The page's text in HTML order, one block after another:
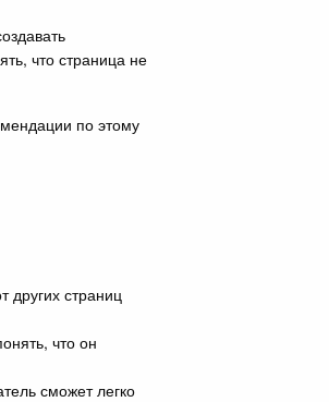
что страница не
по этому
других страниц
что он
сможет легко